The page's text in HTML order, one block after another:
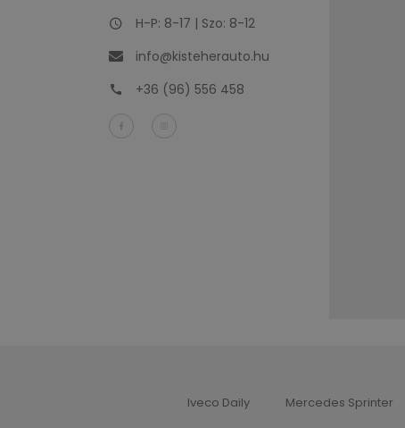
H-P: 8-17 | Szo: 8-12
info@kisteherauto.hu
+36 (96) 556 458
Iveco Daily Mercedes Sprinter